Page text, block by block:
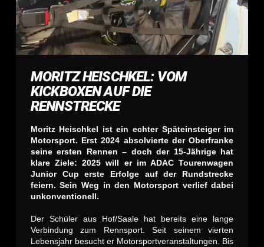
MORITZ HEISCHKEL: VOM
KICKBOXEN AUF DIE
RENNSTRECKE
Moritz Heischkel ist ein echter Späteinsteiger im
Motorsport. Erst 2024 absolvierte der Oberfranke
seine ersten Rennen – doch der 15-Jährige hat
klare Ziele: 2025 will er im ADAC Tourenwagen
Junior Cup erste Erfolge auf der Rundstrecke
feiern. Sein Weg in den Motorsport verlief dabei
unkonventionell.
Der Schüler aus Hof/Saale hat bereits eine lange
Verbindung zum Rennsport. Seit seinem vierten
Lebensjahr besucht er Motorsportveranstaltungen. Bis